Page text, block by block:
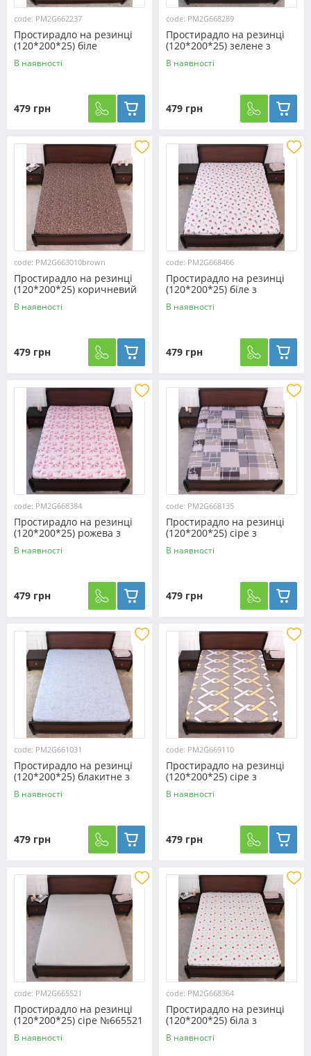
code: PM2G662237
Простирадло на резинці
(120*200*25) біле
напилення №662237
В наявності
479 грн
code: PM2G668289
Простирадло на резинці
(120*200*25) зелене з
квітковим принтом
№668289
В наявності
479 грн
code: PM2G663010brown
Простирадло на резинці
(120*200*25) коричневий
вензель №663010brown
В наявності
479 грн
code: PM2G668466
Простирадло на резинці
(120*200*25) біле з
рослинним принтом
№668466
В наявності
479 грн
code: PM2G668384
Простирадло на резинці
(120*200*25) рожева з
квітковим принтом
№668384
В наявності
479 грн
code: PM2G668135
Простирадло на резинці
(120*200*25) сіре з
геометричним принтом
№668135
В наявності
479 грн
code: PM2G661031
Простирадло на резинці
(120*200*25) блакитне з
квітковим принтом
№661031
В наявності
479 грн
code: PM2G669110
Простирадло на резинці
(120*200*25) сіре з
геометричним принтом
№669110
В наявності
479 грн
code: PM2G665521
Простирадло на резинці
(120*200*25) сіре №665521
В наявності
code: PM2G668364
Простирадло на резинці
(120*200*25) біла з
квітковим принтом
№668364
В наявності